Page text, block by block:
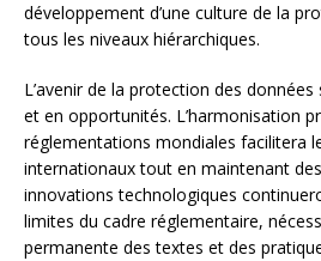
développement d’une culture de la
tous les niveaux hiérarchiques.
L’avenir de la protection des données
et en opportunités. L’harmonisation
réglementations mondiales facilitera
internationaux tout en maintenant
innovations technologiques
limites du cadre réglementaire,
permanente des textes et des